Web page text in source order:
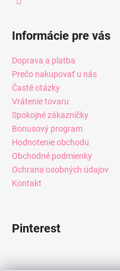
Informácie pre vás
Doprava a platba
Prečo nakupovať u nás
Časté otázky
Vrátenie tovaru
Spokojné zákazníčky
Bonusový program
Hodnotenie obchodu
Obchodné podmienky
Ochrana osobných údajov
Kontakt
Pinterest